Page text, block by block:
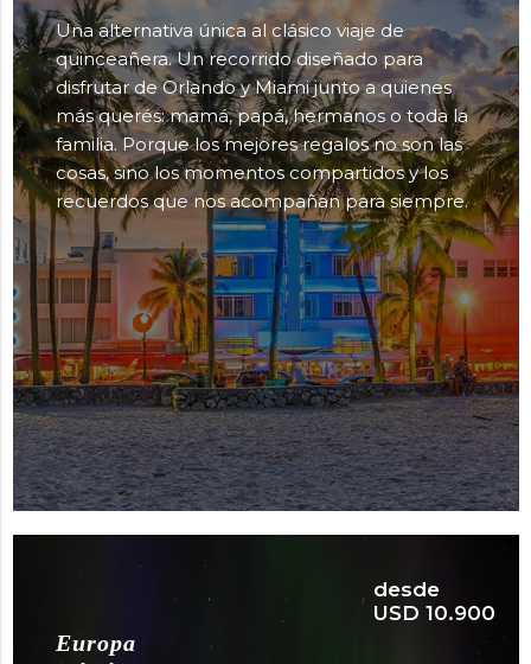
Una alternativa única al clásico viaje de
quinceañera. Un recorrido diseñado para
disfrutar de Orlando y Miami junto a quienes
más querés: mamá, papá, hermanos o toda la
familia. Porque los mejores regalos no son las
cosas, sino los momentos compartidos y los
recuerdos que nos acompañan para siempre.
desde
USD 10.900
Europa